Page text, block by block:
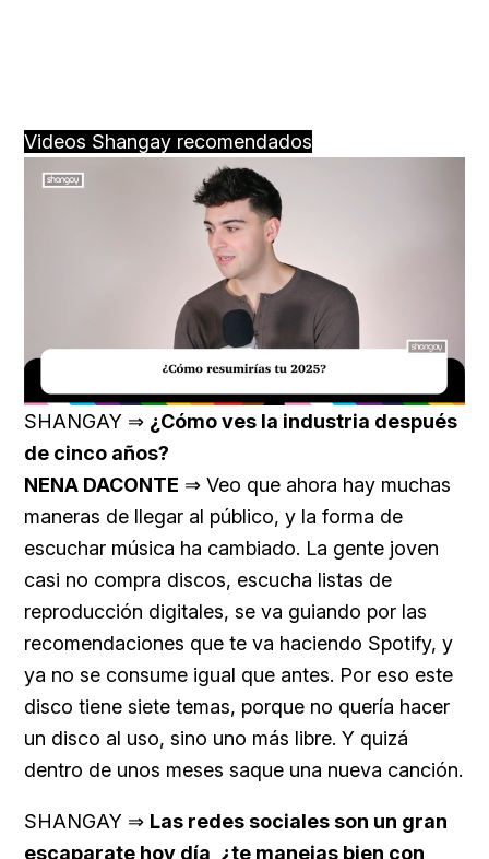
Videos Shangay recomendados
Unmute Loaded:
32.68%
SHANGAY ⇒ ¿Cómo ves la industria después
de cinco años?
NENA DACONTE ⇒ Veo que ahora hay muchas
maneras de llegar al público, y la forma de
escuchar música ha cambiado. La gente joven
casi no compra discos, escucha listas de
reproducción digitales, se va guiando por las
recomendaciones que te va haciendo Spotify, y
ya no se consume igual que antes. Por eso este
disco tiene siete temas, porque no quería hacer
un disco al uso, sino uno más libre. Y quizá
dentro de unos meses saque una nueva canción.
SHANGAY ⇒ Las redes sociales son un gran
escaparate hoy día, ¿te manejas bien con